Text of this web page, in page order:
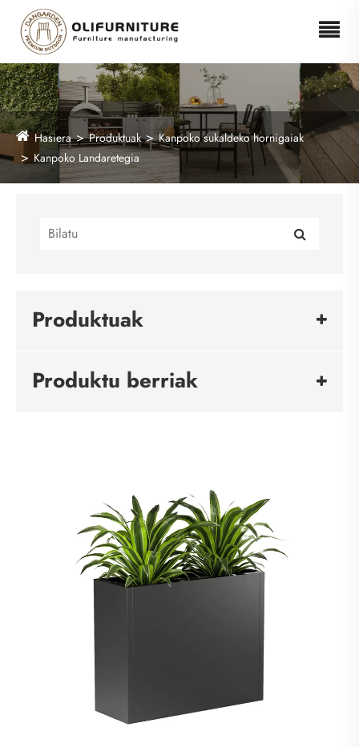
Hasiera Produktuak
Kanpoko sukaldeko hornigaiak
Kanpoko Landaretegia
Produktuak
Produktu berriak